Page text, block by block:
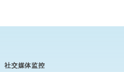
社交媒体监控